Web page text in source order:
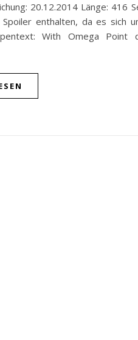
20.12.2014 Länge: 416
Spoiler enthalten, da es sich
With Omega Point